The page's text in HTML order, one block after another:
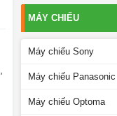
MÁY CHIẾU
Máy chiếu Sony
Máy chiếu Panasonic
Máy chiếu Optoma